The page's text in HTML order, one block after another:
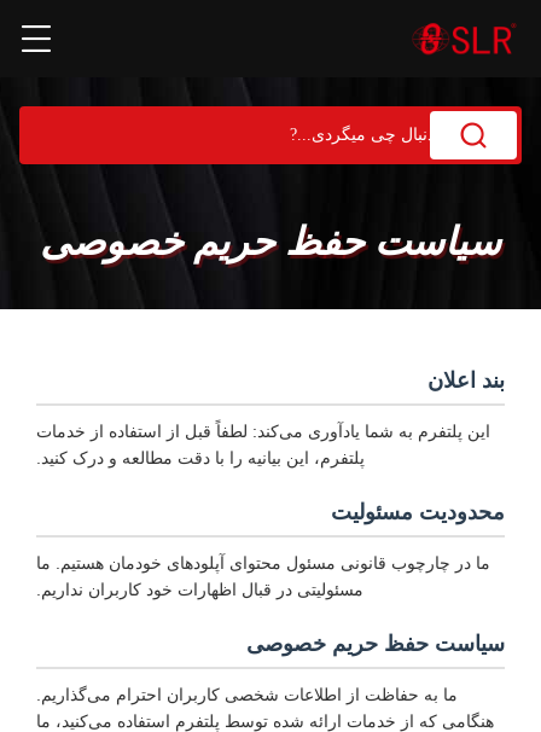
سیاست حفظ حریم خصوصی
بند اعلان
این پلتفرم به شما یادآوری می‌کند: لطفاً قبل از استفاده از خدمات
پلتفرم، این بیانیه را با دقت مطالعه و درک کنید.
محدودیت مسئولیت
ما در چارچوب قانونی مسئول محتوای آپلودهای خودمان هستیم. ما
مسئولیتی در قبال اظهارات خود کاربران نداریم.
سیاست حفظ حریم خصوصی
ما به حفاظت از اطلاعات شخصی کاربران احترام می‌گذاریم.
هنگامی که از خدمات ارائه شده توسط پلتفرم استفاده می‌کنید، ما